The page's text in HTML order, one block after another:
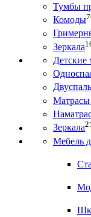
Тумбы
Комоды
Зеркала
Детские
Матрасы
Зеркала
Мебель